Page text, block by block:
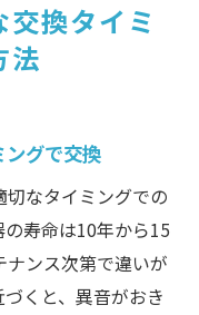
換タイミ
法
グで交換
なタイミングでの
寿命は10年から15
ンス次第で違いが
くと、異音がおき